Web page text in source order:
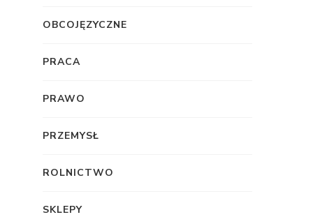
OBCOJĘZYCZNE
PRACA
PRAWO
PRZEMYSŁ
ROLNICTWO
SKLEPY